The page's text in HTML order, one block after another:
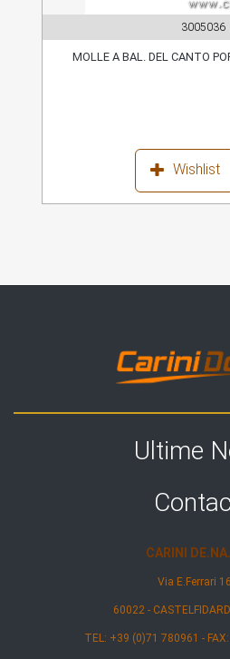
3005036
MOLLE A BAL. DEL CANTO
Wishlist
Ultime
CARINI
Via E.Ferrari
60022 -
TEL: +39 (0)71 780961 -